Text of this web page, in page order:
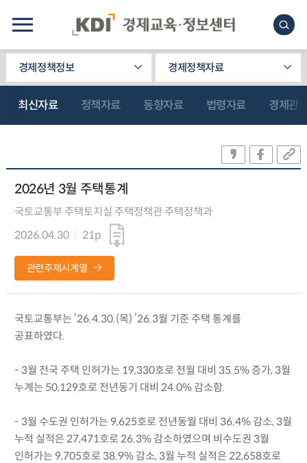
경제정책정보 경제정책자료
최신자료 정책자료 동향자료 법령자료 경제관
2026년 3월 주택통계
국토교통부 주택토지실 주택정책관 주택정책과
2026.04.30
21p
관련주제시계열
국토교통부는 ’26.4.30.(목) ’26.3월 기준 주택 통계를
공표하였다.
- 3월 전국 주택 인허가는 19,330호로 전월 대비 35.5% 증가, 3월
누계는 50,129호로 전년동기 대비 24.0% 감소함.
- 3월 수도권 인허가는 9,625호로 전년동월 대비 36.4% 감소, 3월
누적 실적은 27,471호로 26.3% 감소하였으며 비수도권 3월
인허가는 9,705호로 38.9% 감소, 3월 누적 실적은 22,658호로